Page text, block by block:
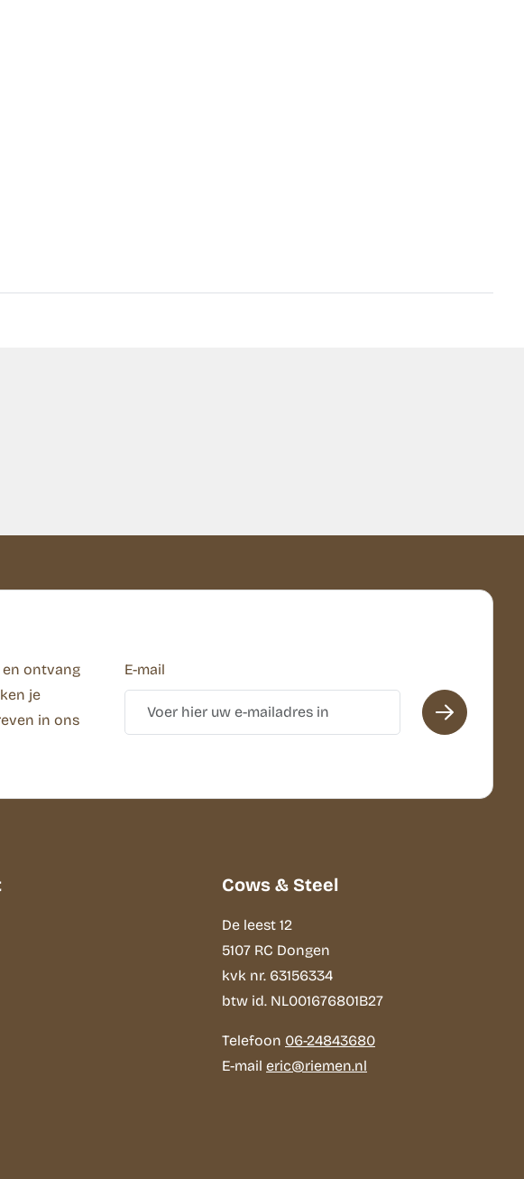
en ontvang
je
in ons
E-mail
Cows & Steel
De leest 12
5107 RC Dongen
kvk nr. 63156334
btw id. NL001676801B27
Telefoon 06-24843680
E-mail eric@riemen.nl